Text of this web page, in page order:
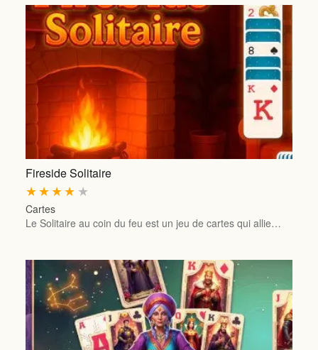
Fireside Solitaire
★
★
★
★
★
Cartes
Le Solitaire au coin du feu est un jeu de cartes qui allie…